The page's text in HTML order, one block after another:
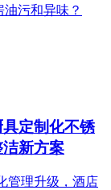
污和异味？
定制化不锈
新方案
管理升级，酒店